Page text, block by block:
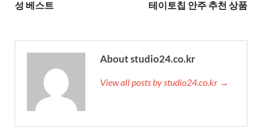
성 베스트
테이토칩 안주 추천 상품
About studio24.co.kr
View all posts by studio24.co.kr →